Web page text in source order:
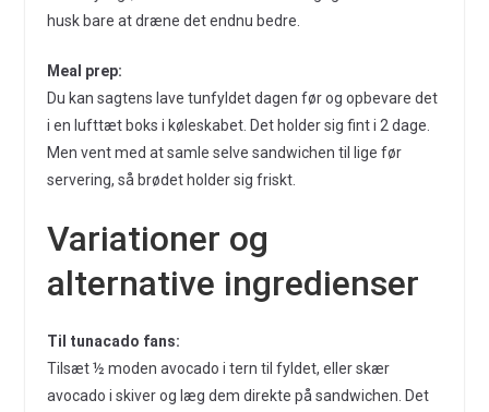
husk bare at dræne det endnu bedre.
Meal prep:
Du kan sagtens lave tunfyldet dagen før og opbevare det
i en lufttæt boks i køleskabet. Det holder sig fint i 2 dage.
Men vent med at samle selve sandwichen til lige før
servering, så brødet holder sig friskt.
Variationer og
alternative ingredienser
Til tunacado fans:
Tilsæt ½ moden avocado i tern til fyldet, eller skær
avocado i skiver og læg dem direkte på sandwichen. Det